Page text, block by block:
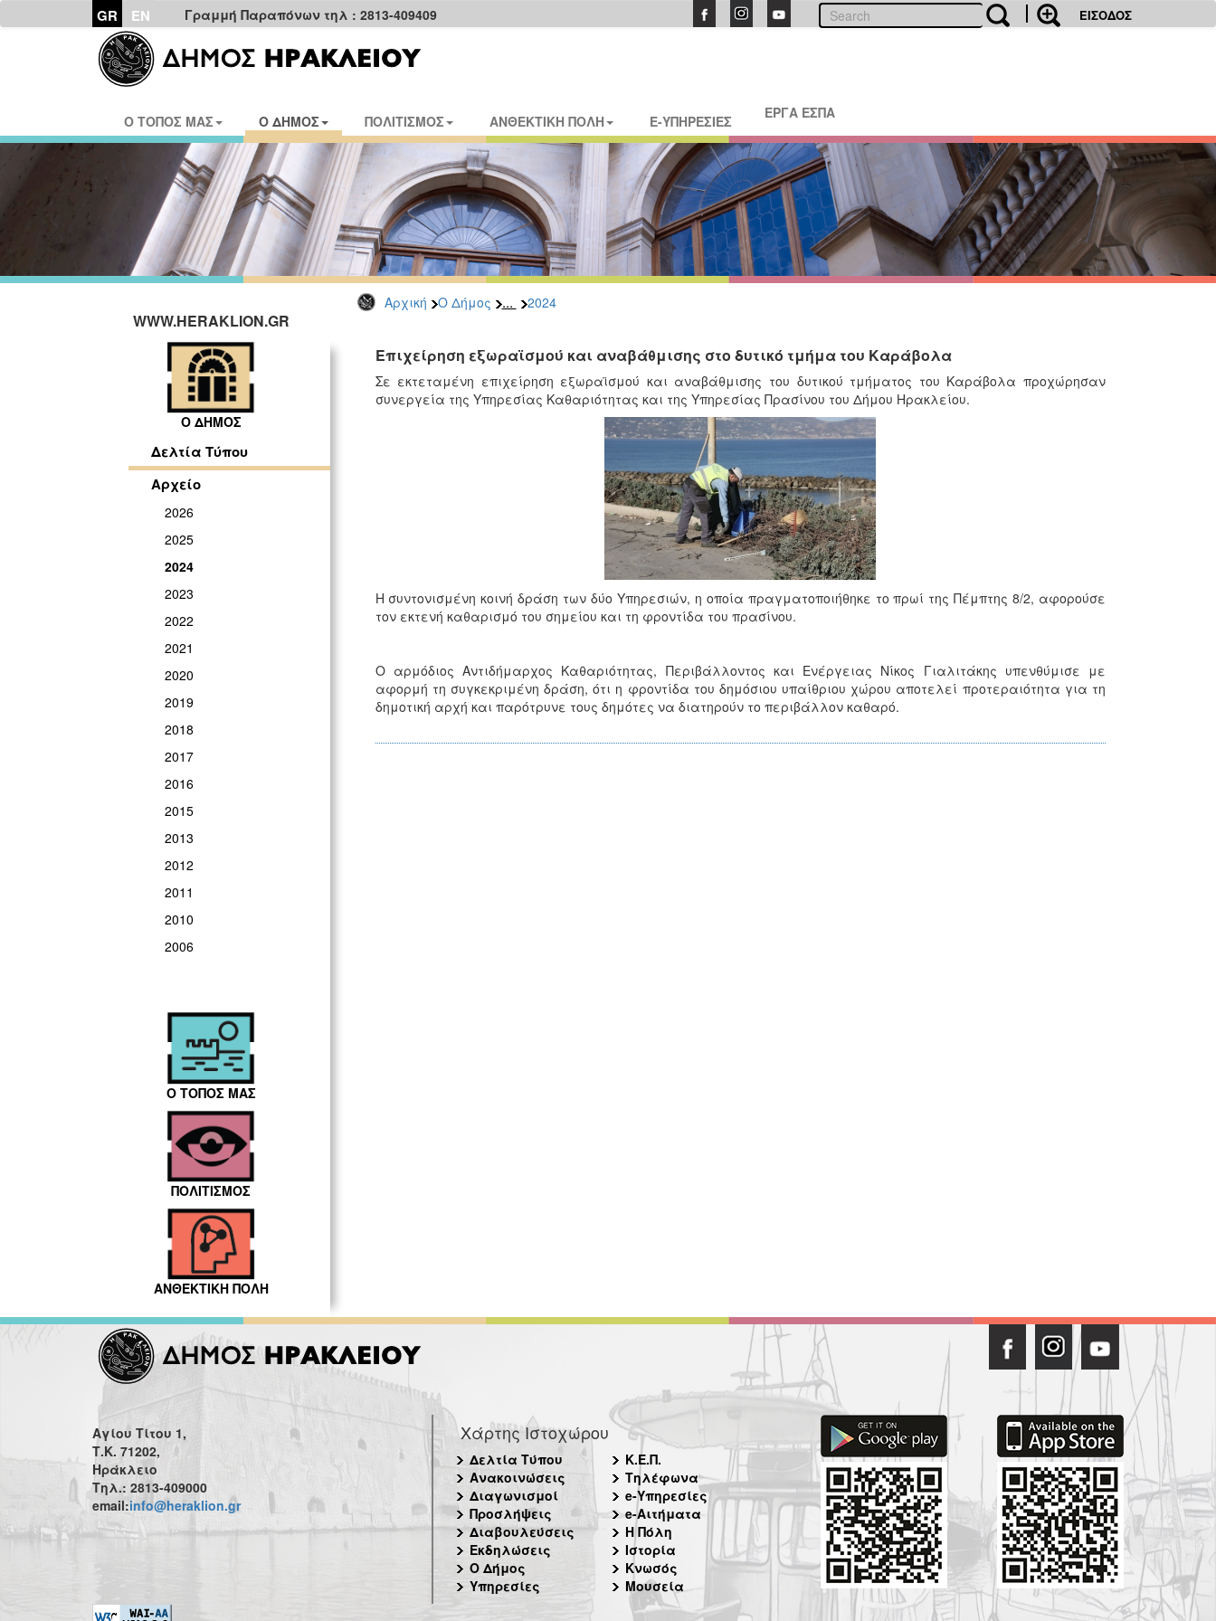
GR EN Γραμμή Παραπόνων τηλ : 2813-409409 ΕΙΣΟΔΟΣ
Ο ΤΟΠΟΣ ΜΑΣ Ο ΔΗΜΟΣ ΠΟΛΙΤΙΣΜΟΣ ΑΝΘΕΚΤΙΚΗ ΠΟΛΗ E-ΥΠΗΡΕΣΙΕΣ ΕΡΓΑ ΕΣΠΑ
Αρχική Ο Δήμος ... 2024
WWW.HERAKLION.GR
Ο ΔΗΜΟΣ
Δελτία Τύπου
Αρχείο
2026
2025
2024
2023
2022
2021
2020
2019
2018
2017
2016
2015
2013
2012
2011
2010
2006
Ο ΤΟΠΟΣ ΜΑΣ
ΠΟΛΙΤΙΣΜΟΣ
ΑΝΘΕΚΤΙΚΗ ΠΟΛΗ
Επιχείρηση εξωραϊσμού και αναβάθμισης στο δυτικό τμήμα του Καράβολα
Σε εκτεταμένη επιχείρηση εξωραϊσμού και αναβάθμισης του δυτικού τμήματος του Καράβολα προχώρησαν
συνεργεία της Υπηρεσίας Καθαριότητας και της Υπηρεσίας Πρασίνου του Δήμου Ηρακλείου.
Η συντονισμένη κοινή δράση των δύο Υπηρεσιών, η οποία πραγματοποιήθηκε το πρωί της Πέμπτης 8/2, αφορούσε
τον εκτενή καθαρισμό του σημείου και τη φροντίδα του πρασίνου.
Ο αρμόδιος Αντιδήμαρχος Καθαριότητας, Περιβάλλοντος και Ενέργειας Νίκος Γιαλιτάκης υπενθύμισε με
αφορμή τη συγκεκριμένη δράση, ότι η φροντίδα του δημόσιου υπαίθριου χώρου αποτελεί προτεραιότητα για τη
δημοτική αρχή και παρότρυνε τους δημότες να διατηρούν το περιβάλλον καθαρό.
Αγίου Τίτου 1,
Τ.Κ. 71202,
Ηράκλειο
Τηλ.: 2813-409000
email:info@heraklion.gr
Χάρτης Ιστοχώρου
Δελτία Τύπου
Ανακοινώσεις
Διαγωνισμοί
Προσλήψεις
Διαβουλεύσεις
Εκδηλώσεις
Ο Δήμος
Υπηρεσίες
Κ.Ε.Π.
Τηλέφωνα
e-Υπηρεσίες
e-Αιτήματα
Η Πόλη
Ιστορία
Κνωσός
Μουσεία